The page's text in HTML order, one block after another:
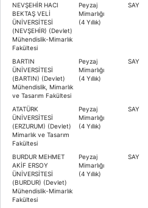
NEVŞEHİR HACI
BEKTAŞ VELİ
ÜNİVERSİTESİ
(NEVŞEHİR) (Devlet)
Mühendislik-Mimarlık
Fakültesi
Peyzaj
Mimarlığı
(4 Yıllık)
SAY
BARTIN
ÜNİVERSİTESİ
(BARTIN) (Devlet)
Mühendislik, Mimarlık
ve Tasarım Fakültesi
Peyzaj
Mimarlığı
(4 Yıllık)
SAY
ATATÜRK
ÜNİVERSİTESİ
(ERZURUM) (Devlet)
Mimarlık ve Tasarım
Fakültesi
Peyzaj
Mimarlığı
(4 Yıllık)
SAY
BURDUR MEHMET
AKİF ERSOY
ÜNİVERSİTESİ
(BURDUR) (Devlet)
Mühendislik-Mimarlık
Fakültesi
Peyzaj
Mimarlığı
(4 Yıllık)
SAY